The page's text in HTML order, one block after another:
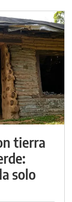
tierra
solo